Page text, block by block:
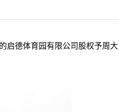
启德体育园有限公司股权予周大